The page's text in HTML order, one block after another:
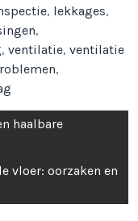
, lekkages,
,
,ventilatie,ventilatie
,
haalbare
vloer: oorzaken en